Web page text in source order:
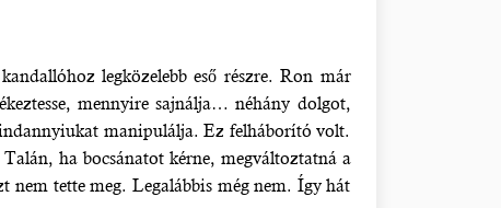
legközelebb eső részre. Ron már
mennyire sajnálja… néhány dolgot,
manipulálja. Ez felháborító volt.
ha bocsánatot kérne, megváltoztatná a
nem tette meg. Legalábbis még nem. Így hát